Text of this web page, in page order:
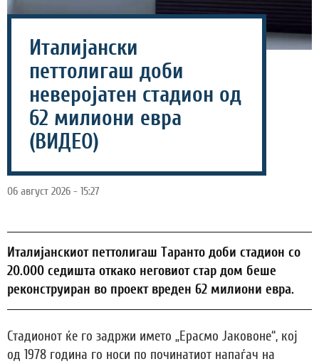
Италијански
петтолигаш доби
неверојатен стадион од
62 милиони евра
(ВИДЕО)
06 август 2026 - 15:27
Италијанскиот петтолигаш Таранто доби стадион со
20.000 седишта откако неговиот стар дом беше
реконструиран во проект вреден 62 милиони евра.
Стадионот ќе го задржи името „Ерасмо Јаковоне“, кој
од 1978 година го носи по починатиот напаѓач на